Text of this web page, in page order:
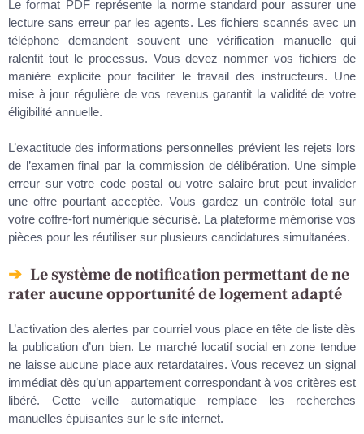
Le format PDF représente la norme standard pour assurer une
lecture sans erreur par les agents. Les fichiers scannés avec un
téléphone demandent souvent une vérification manuelle qui
ralentit tout le processus. Vous devez nommer vos fichiers de
manière explicite pour faciliter le travail des instructeurs. Une
mise à jour régulière de vos revenus garantit la validité de votre
éligibilité annuelle.
L’exactitude des informations personnelles prévient les rejets lors
de l’examen final par la commission de délibération. Une simple
erreur sur votre code postal ou votre salaire brut peut invalider
une offre pourtant acceptée. Vous gardez un contrôle total sur
votre coffre-fort numérique sécurisé. La plateforme mémorise vos
pièces pour les réutiliser sur plusieurs candidatures simultanées.
Le système de notification permettant de ne
rater aucune opportunité de logement adapté
L’activation des alertes par courriel vous place en tête de liste dès
la publication d’un bien. Le marché locatif social en zone tendue
ne laisse aucune place aux retardataires. Vous recevez un signal
immédiat dès qu’un appartement correspondant à vos critères est
libéré. Cette veille automatique remplace les recherches
manuelles épuisantes sur le site internet.